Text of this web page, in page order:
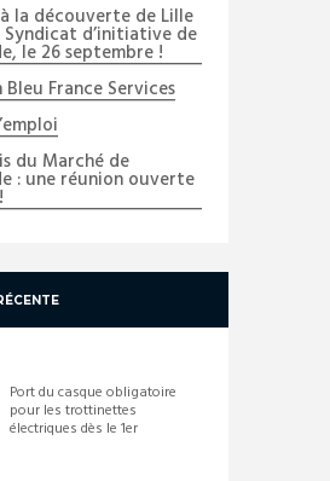
la découverte de Lille
Syndicat d’initiative de
le 26 septembre !
Bleu France Services
du Marché de
: une réunion ouverte
Port du casque obligatoire
pour les trottinettes
électriques dès le 1er